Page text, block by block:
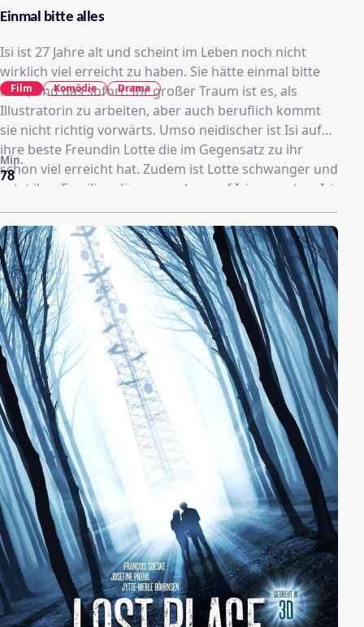
Einmal bitte alles
Isi ist 27 Jahre alt und scheint im Leben noch nicht
wirklich viel erreicht zu haben. Sie hätte einmal bitte
alles, und das sofort. Ihr großer Traum ist es, als
Illustratorin zu arbeiten, aber auch beruflich kommt
sie nicht richtig vorwärts. Umso neidischer ist Isi auf
ihre beste Freundin Lotte die im Gegensatz zu ihr
schon viel erreicht hat. Zudem ist Lotte schwanger und
setzt ihre Familienpläne um, ohne auf Isi zu warten. Isi
muss einen Zahn zulegen, um beim Tempo ihrer
Freundin mithalten zu können. Erst spät merkt sie,
dass ihre Erwartungen dafür eindeutig zu hoch sind.
78
Min.
Film Komödie Drama